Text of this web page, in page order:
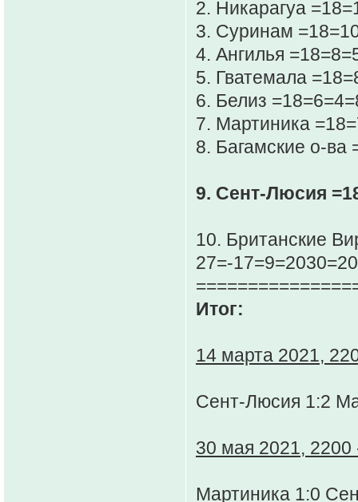
2. Никарагуа
3. Суринам
4. Ангилья
5. Гватемала
6. Белиз
7. Мартиника
8. Багамские о-ва
9. Сент-Люсия
10. Британские
27=-
Итог:
14 марта 2021,
Сент-Люсия 1:2
30 мая 2021, 2200
Мартиника 1:0